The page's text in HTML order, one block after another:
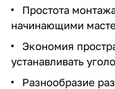
Простота
начинающими
Экономия
устанавливать
Разнообразие